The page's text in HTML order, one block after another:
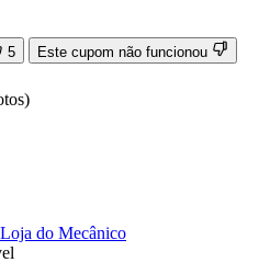
5 Este cupom não funcionou
Loja do Mecânico